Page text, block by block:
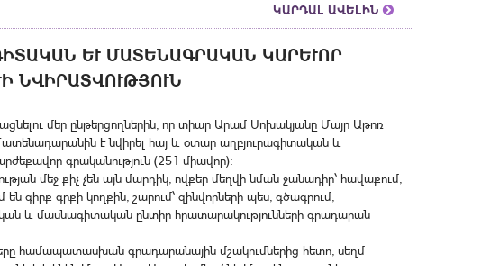
ԿԱՐԴԱԼ ԱՎԵԼԻՆ
ԵՒ ՄԱՏԵՆԱԳՐԱԿԱՆ ԿԱՐԵՒՈՐ ՀԱ
մեր ընթերցողներին, որ տիար Արամ Սոխակյանը Մայր Աթոռ
է նվիրել հայ և օտար աղբյուրագիտական և
գրականություն (251 միավոր):
մեջ քիչ չեն այն մարդիկ, ովքեր մեղվի նման ջանադիր՝ հավաքում,
են գիրք գրքի կողքին, շարում՝ զինվորների պես, գծագրում,
և մասնագիտական ընտիր հրատարակությունների գրադարան-
համապատասխան գրադարանային մշակումներից հետո, սեղմ